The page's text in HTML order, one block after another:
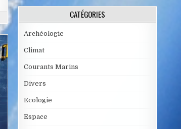
CATÉGORIES
Archéologie
Climat
Courants Marins
Divers
Ecologie
Espace